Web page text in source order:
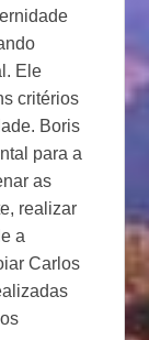
Ele
critérios
Boris
para a
as
realizar
a
Carlos